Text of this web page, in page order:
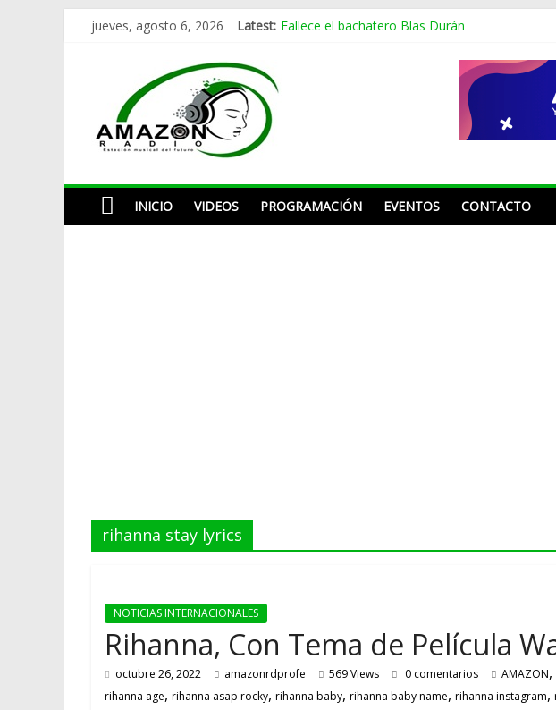
jueves, agosto 6, 2026 Latest: Fallece el bachatero Blas Durán
Omega tenía siete años sin montarse en un
La despedida de Caroline Aquino y Nahiony
Pregunta buscapié de Frank Reyes a
AMAZON
RADIO
MUSICAL
DEL
INICIO VIDEOS PROGRAMACIÓN EVENTOS CONTACTO
rihanna stay lyrics
NOTICIAS INTERNACIONALES
Rihanna, Con Tema de Película
octubre 26, 2022 amazonrdprofe 569 Views 0 comentarios AMAZON,
rihanna age, rihanna asap rocky, rihanna baby, rihanna baby name, rihanna instagram,